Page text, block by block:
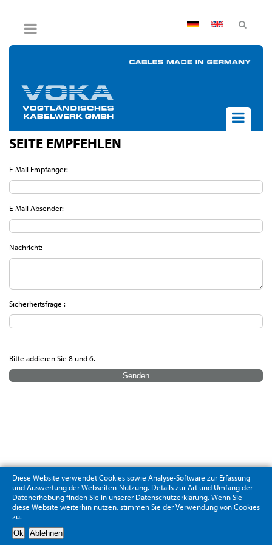
AGB
Impressum
Widerruf
UNTERNEHMEN
AKTUELLES
PRODUKTE
JOB & KARRIERE
KONTAKT
SEITE EMPFEHLEN
E-Mail Empfänger:
E-Mail Absender:
Nachricht:
Sicherheitsfrage :
Bitte addieren Sie 8 und 6.
Diese Website verwendet Cookies sowie Analyse-Software zur Erfassung
und Auswertung der Webseiten-Nutzung. Details zur Art und Umfang der
Datenerhebung finden Sie in unserer Datenschutzerklärung. Wenn Sie
diese Website weiterhin nutzen, stimmen Sie der Verwendung von Cookies
zu.